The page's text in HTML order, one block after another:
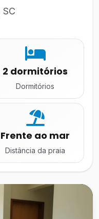
2 dormitórios
Dormitórios
Frente ao mar
Distância da praia